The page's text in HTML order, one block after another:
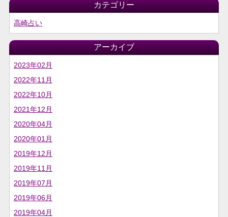
カテゴリー
高崎占い
アーカイブ
2023年02月
2022年11月
2022年10月
2021年12月
2020年04月
2020年01月
2019年12月
2019年11月
2019年07月
2019年06月
2019年04月